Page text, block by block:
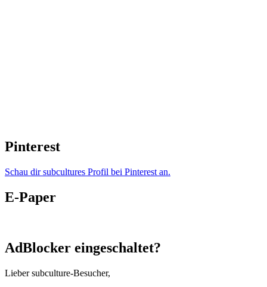
Pinterest
Schau dir subcultures Profil bei Pinterest an.
E-Paper
AdBlocker eingeschaltet?
Lieber subculture-Besucher,